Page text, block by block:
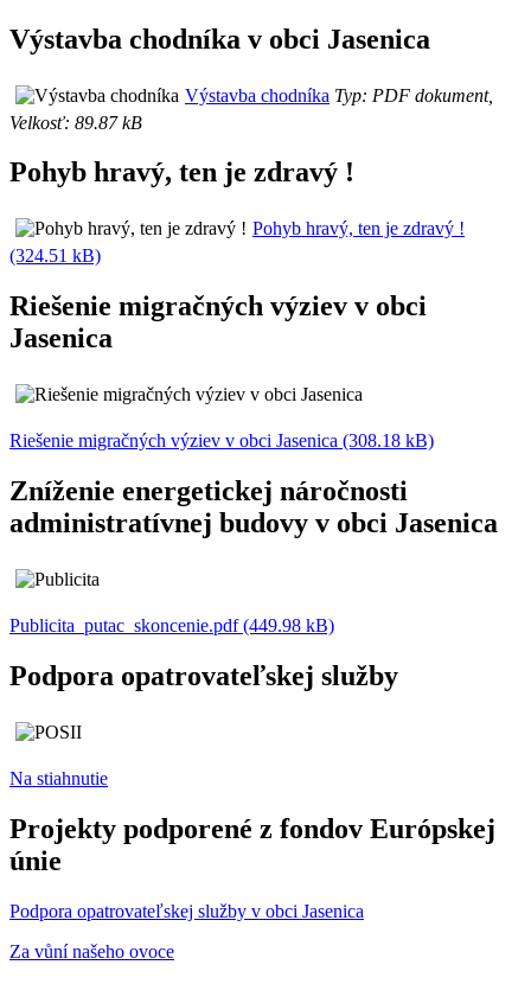
Výstavba chodníka v obci Jasenica
Výstavba chodníka Typ: PDF dokument,
Velkosť: 89.87 kB
Pohyb hravý, ten je zdravý !
Pohyb hravý, ten je zdravý !
(324.51 kB)
Riešenie migračných výziev v obci
Jasenica
Riešenie migračných výziev v obci Jasenica (308.18 kB)
Zníženie energetickej náročnosti
administratívnej budovy v obci Jasenica
Publicita_putac_skoncenie.pdf (449.98 kB)
Podpora opatrovateľskej služby
Na stiahnutie
Projekty podporené z fondov Európskej
únie
Podpora opatrovateľskej služby v obci Jasenica
Za vůní našeho ovoce